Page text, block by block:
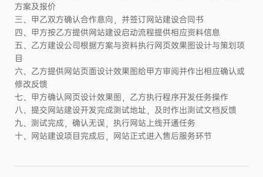
方案及报价
三、甲乙双方确认合作意向，并签订网站建设合同书
四、甲方按乙方提供网站建设启动流程提供相应资料信息
五、乙方建设公司根据方案与资料执行网页效果图设计与策划项
目
六、乙方提供网站页面设计效果图给甲方审阅并作出相应确认或
修改反馈
七、甲方确认网页设计效果图，乙方执行程序开发任务操作
八、提交网站建设开发完成测试地址，及时作出测试文档反馈
九、测试完成，确认无误，执行网站上线开通任务
十、网站建设项目完成后，网站正式进入售后服务环节